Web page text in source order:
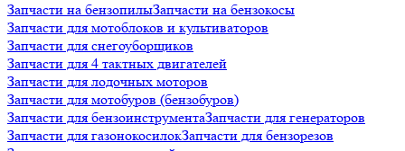
Запчасти на бензопилыЗапчасти на бензокосы
Запчасти для мотоблоков и культиваторов
Запчасти для снегоуборщиков
Запчасти для 4 тактных двигателей
Запчасти для лодочных моторов
Запчасти для мотобуров (бензобуров)
Запчасти для бензоинструментаЗапчасти для генераторов
Запчасти для газонокосилокЗапчасти для бензорезов